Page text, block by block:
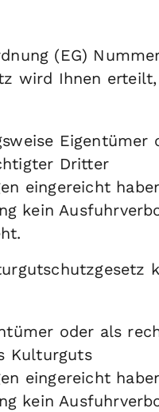
(EG)
wird Ihnen
Dritter
eingereicht
kein
oder als
Kulturguts
eingereicht
kein